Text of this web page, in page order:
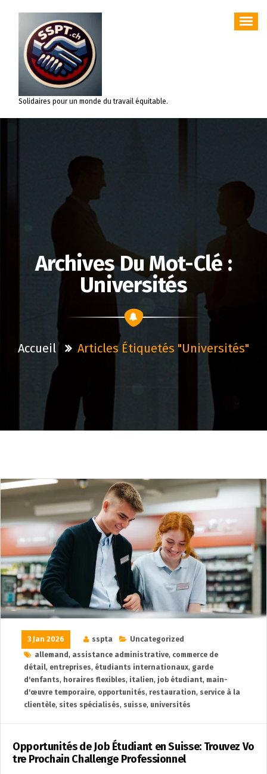
contenu
Solidaires pour un monde du travail équitable.
Archives Du Mot-Clé :
Universités
Accueil Articles Étiquetés "universités"
3 Jan 2026 sspta
Uncategorized
allemand , assistance administrative, commerce de
détail, entreprises, étudiants internationaux, garde
d'enfants, horaires flexibles, italien, job étudiant, main-
d'œuvre temporaire, opportunités, restauration, service à la
clientèle, sites spécialisés, suisse, universités
Opportunités de Job Étudiant en Suisse: Trouvez Vo
tre Prochain Challenge Professionnel